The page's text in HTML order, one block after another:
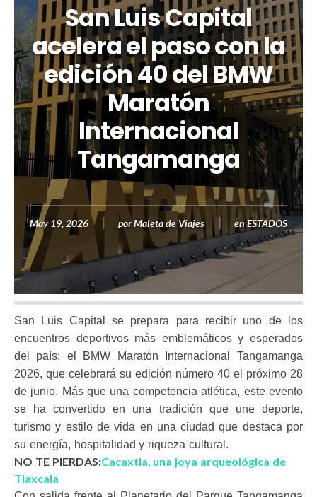
San Luis Capital
acelera el paso con la
edición 40 del BMW
Maratón
Internacional
Tangamanga
May 19, 2026 porMaleta de Viajes en ESTADOS
San Luis Capital se prepara para recibir uno de los
encuentros deportivos más emblemáticos y esperados
del país: el BMW Maratón Internacional Tangamanga
2026, que celebrará su edición número 40 el próximo 28
de junio. Más que una competencia atlética, este evento
se ha convertido en una tradición que une deporte,
turismo y estilo de vida en una ciudad que destaca por
su energía, hospitalidad y riqueza cultural.
NO TE PIERDAS:Cacaxtla, una joya arqueológica de
Tlaxcala